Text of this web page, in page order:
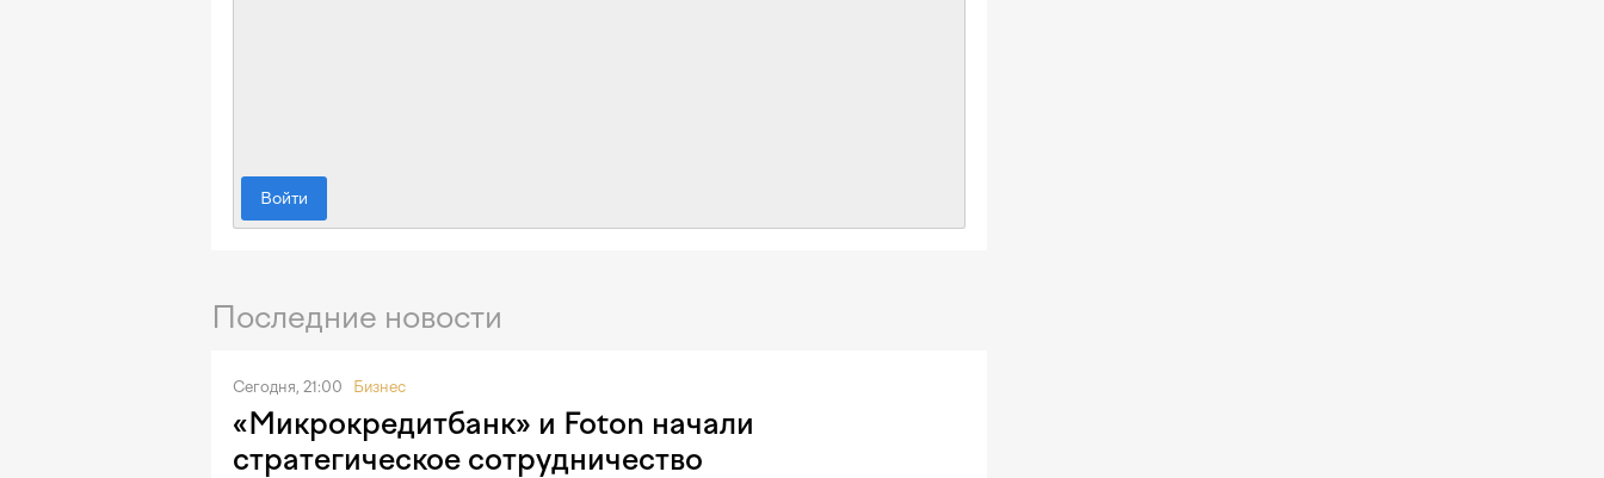
Войти
Последние новости
Сегодня, 21:00 Бизнес
«Микрокредитбанк» и Foton начали
стратегическое сотрудничество